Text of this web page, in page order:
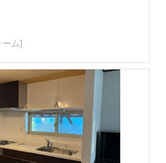
ーム]